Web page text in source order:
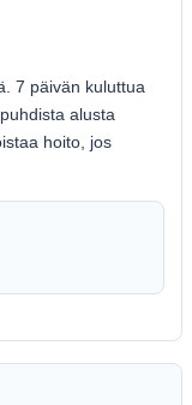
7 päivän kuluttua
alusta
hoito, jos